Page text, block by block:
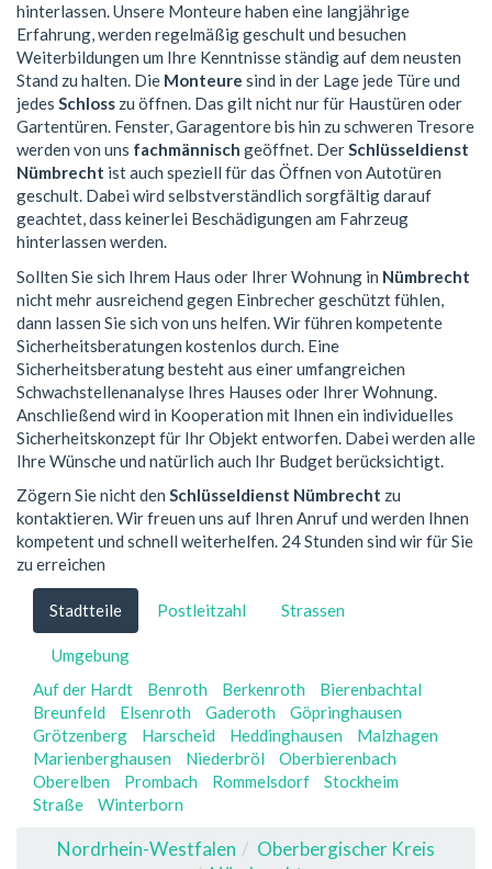
hinterlassen. Unsere Monteure haben eine langjährige
Erfahrung, werden regelmäßig geschult und besuchen
Weiterbildungen um Ihre Kenntnisse ständig auf dem neusten
Stand zu halten. Die Monteure sind in der Lage jede Türe und
jedes Schloss zu öffnen. Das gilt nicht nur für Haustüren oder
Gartentüren. Fenster, Garagentore bis hin zu schweren Tresore
werden von uns fachmännisch geöffnet. DerSchlüsseldienst
Nümbrecht ist auch speziell für das Öffnen von Autotüren
geschult. Dabei wird selbstverständlich sorgfältig darauf
geachtet, dass keinerlei Beschädigungen am Fahrzeug
hinterlassen werden.
Sollten Sie sich Ihrem Haus oder Ihrer Wohnung in Nümbrecht
nicht mehr ausreichend gegen Einbrecher geschützt fühlen,
dann lassen Sie sich von uns helfen. Wir führen kompetente
Sicherheitsberatungen kostenlos durch. Eine
Sicherheitsberatung besteht aus einer umfangreichen
Schwachstellenanalyse Ihres Hauses oder Ihrer Wohnung.
Anschließend wird in Kooperation mit Ihnen ein individuelles
Sicherheitskonzept für Ihr Objekt entworfen. Dabei werden alle
Ihre Wünsche und natürlich auch Ihr Budget berücksichtigt.
Zögern Sie nicht den Schlüsseldienst Nümbrecht zu
kontaktieren. Wir freuen uns auf Ihren Anruf und werden Ihnen
kompetent und schnell weiterhelfen. 24 Stunden sind wir für Sie
zu erreichen
Stadtteile Postleitzahl Strassen
Umgebung
Auf der Hardt
Benroth Berkenroth
Bierenbachtal
Breunfeld
Elsenroth Gaderoth
Göpringhausen
Grötzenberg
Harscheid Heddinghausen
Malzhagen
Marienberghausen
Niederbröl
Oberbierenbach
Oberelben
Prombach Rommelsdorf
Stockheim
Straße
Winterborn
Nordrhein-Westfalen
Oberbergischer Kreis